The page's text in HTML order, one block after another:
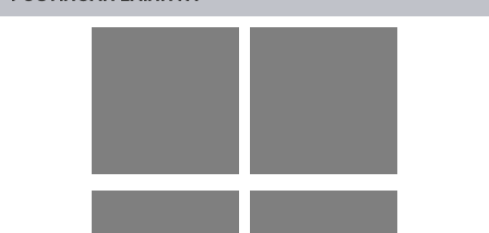
46 Doa Dan
80 Tts Ips Kelas 8